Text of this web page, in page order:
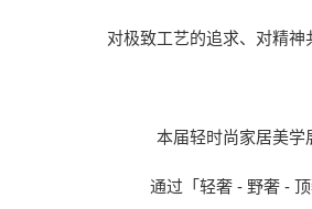
对极致工艺的追求、对精神
本届轻时尚家居美学
通过「轻奢 - 野奢 - 顶